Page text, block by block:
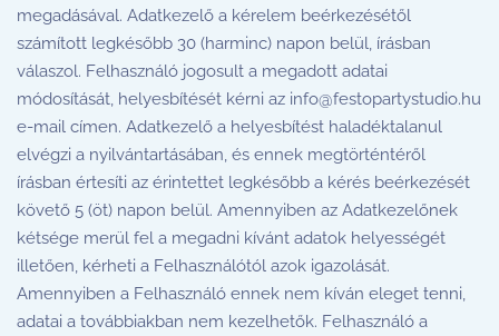
megadásával. Adatkezelő a kérelem beérkezésétől
számított legkésőbb 30 (harminc) napon belül, írásban
válaszol. Felhasználó jogosult a megadott adatai
módosítását, helyesbítését kérni az info@festopartystudio.hu
e-mail címen. Adatkezelő a helyesbítést haladéktalanul
elvégzi a nyilvántartásában, és ennek megtörténtéről
írásban értesíti az érintettet legkésőbb a kérés beérkezését
követő 5 (öt) napon belül. Amennyiben az Adatkezelőnek
kétsége merül fel a megadni kívánt adatok helyességét
illetően, kérheti a Felhasználótól azok igazolását.
Amennyiben a Felhasználó ennek nem kíván eleget tenni,
adatai a továbbiakban nem kezelhetők. Felhasználó a